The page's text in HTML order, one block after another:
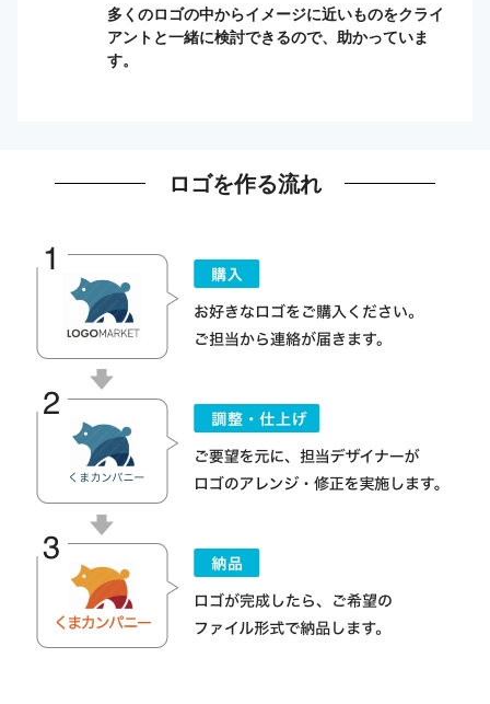
多くのロゴの中からイメージに近いものをクライ
アントと一緒に検討できるので、助かっていま
す。
ロゴを作る流れ